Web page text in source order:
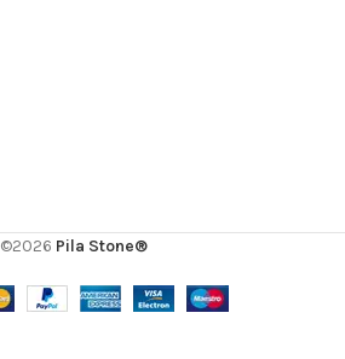
©2026 Pila Stone®